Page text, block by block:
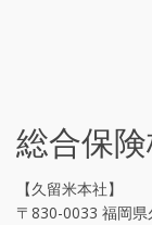
総合保
【久留米本社】
〒830-0033 福岡